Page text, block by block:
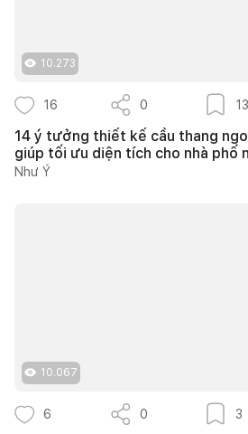
10.273
16 0 13
14 ý tưởng thiết kế cầu thang
giúp tối ưu diện tích cho nhà phố
Như Ý
10.067
6 0 3